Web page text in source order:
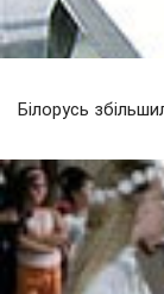
Білорусь